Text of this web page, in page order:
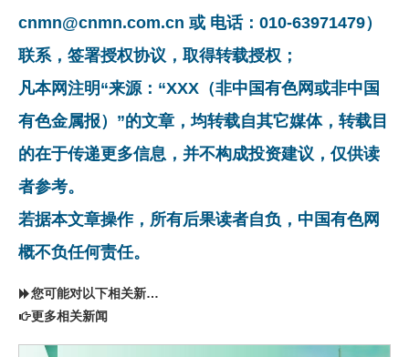
cnmn@cnmn.com.cn 或 电话：010-63971479）
联系，签署授权协议，取得转载授权；
凡本网注明“来源：“XXX（非中国有色网或非中国
有色金属报）”的文章，均转载自其它媒体，转载目
的在于传递更多信息，并不构成投资建议，仅供读
者参考。
若据本文章操作，所有后果读者自负，中国有色网
概不负任何责任。
您可能对以下相关新闻同样感兴趣
更多相关新闻